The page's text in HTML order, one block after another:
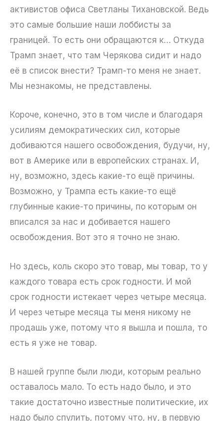
активистов офиса Светланы Тихановской. Ведь
это самые большие наши лоббисты за
границей. То есть они обращаются к… Откуда
Трамп знает, что там Черякова сидит и надо
её в список внести? Трамп-то меня не знает.
Мы незнакомы, не представлены.
Короче, конечно, это в том числе и благодаря
усилиям демократических сил, которые
добиваются нашего освобождения, будучи, ну,
вот в Америке или в европейских странах. И,
ну, возможно, здесь какие-то ещё причины.
Возможно, у Трампа есть какие-то ещё
глубинные какие-то причины, по которым он
вписался за нас и добивается нашего
освобождения. Вот это я точно не знаю.
Но здесь, коль скоро это товар, мы товар, то у
каждого товара есть срок годности. И мой
срок годности истекает через четыре месяца.
И через четыре месяца ты меня никому не
продашь уже, потому что я вышла и пошла, то
есть я уже не товар.
В нашей группе были люди, которым реально
оставалось мало. То есть надо было, и это
такие достаточно известные политические, их
надо было спулить, потому что, ну, в первую